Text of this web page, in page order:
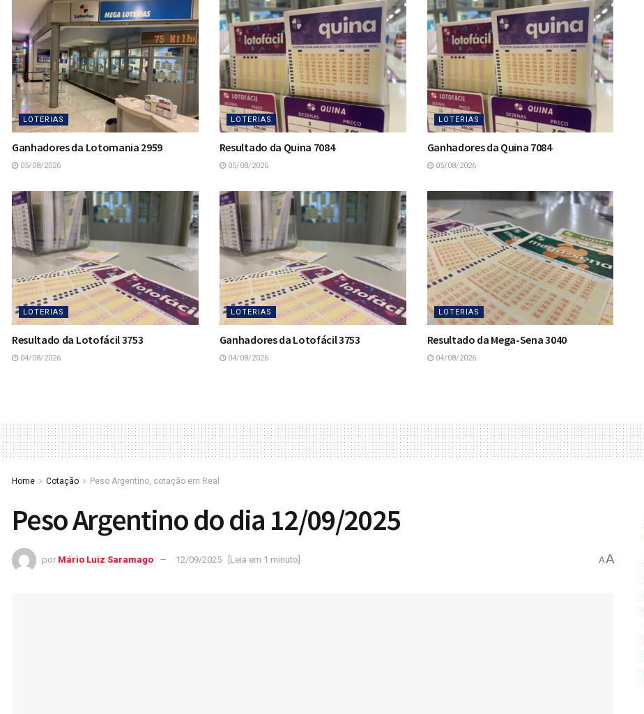
LOTERIAS
Ganhadores da Lotomania 2959
05/08/2026
LOTERIAS
Resultado da Quina 7084
05/08/2026
LOTERIAS
Ganhadores da Quina 7084
05/08/2026
LOTERIAS
Resultado da Lotofácil 3753
04/08/2026
LOTERIAS
Ganhadores da Lotofácil 3753
04/08/2026
LOTERIAS
Resultado da Mega-Sena 3040
04/08/2026
Home Cotação Peso Argentino, cotação em Real
Peso Argentino do dia 12/09/2025
por Mário Luiz Saramago 12/09/2025 [Leia em 1 minuto] AA